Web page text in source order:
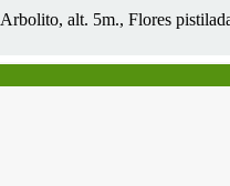
Arbolito, alt. 5m., Flores